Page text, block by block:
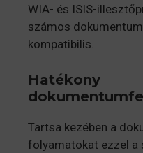
WIA- és ISIS-
számos
kompatibilis.
Hatékony
Tartsa kezében a
folyamatokat ezzel a